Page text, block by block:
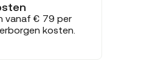
vanaf € 79 per
kosten.